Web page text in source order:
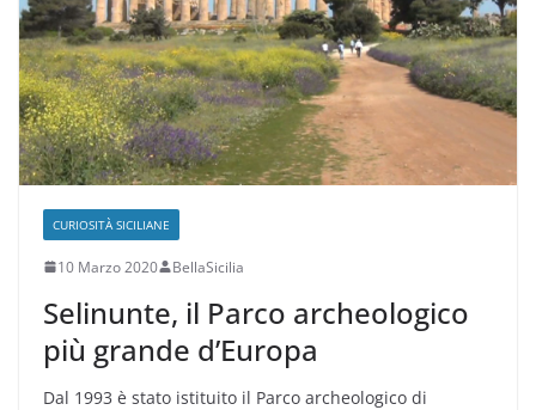
CURIOSITÀ SICILIANE
10 Marzo 2020 BellaSicilia
Selinunte, il Parco archeologico
più grande d’Europa
Dal 1993 è stato istituito il Parco archeologico di